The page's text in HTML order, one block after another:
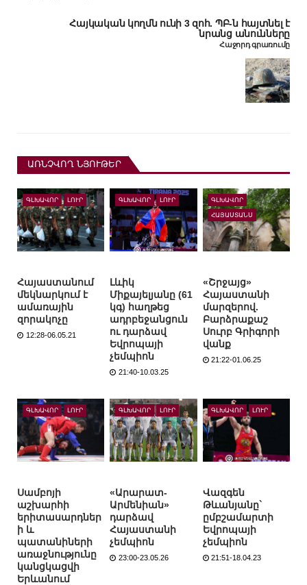
Հայկական կողմն ունի 3 զոհ. ՊԲ-ն հայտնել է
նրանց անունները
Հաջորդ գրառումը
ԱՌՆՉՎՈՂ ՆՅՈՒԹԵՐ
ԳԼԽԱՎՈՐ ԼՈՒՐ
Հայաստանում
մեկնարկում է
ամառային
զորակոչը
12:28-06.05.21
ԳԼԽԱՎՈՐ ԼՈՒՐ
Լևիկ
Միքայելյանը (61
կգ) հաղթեց
ադրբեջանցուն
ու դարձավ
Եվրոպայի
չեմպիոն
21:40-10.03.25
ԳԼԽԱՎՈՐ
ՀԱՅԱՍՏԱՆՍ
«Շրջայց»
Հայաստանի
մարզերով.
Բարձրաքաշ
Սուրբ Գրիգորի
վանք
21:22-01.06.25
ԳԼԽԱՎՈՐ ԼՈՒՐ
Սամբոյի
աշխարհի
երիտասարդներ
ի և
պատանիների
առաջնությունը
կանցկացվի
Երևանում
ԳԼԽԱՎՈՐ ԼՈՒՐ
«Արարատ-
Արմենիան»
դարձավ
Հայաստանի
չեմպիոն
23:00-23.05.26
ԳԼԽԱՎՈՐ ԼՈՒՐ
Վազգեն
Թևանյանը`
ըմբշամարտի
Եվրոպայի
չեմպիոն
21:51-18.04.23